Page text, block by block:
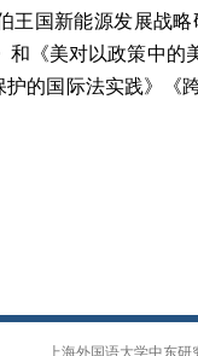
王国新能源发展战略
和 《美对以政策中的
护的国际法实践》《
上海外国语大学中东